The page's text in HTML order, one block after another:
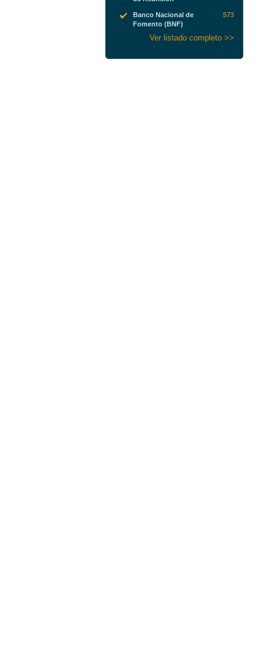
Banco Nacional de
Fomento (BNF)
573
Ver listado completo >>